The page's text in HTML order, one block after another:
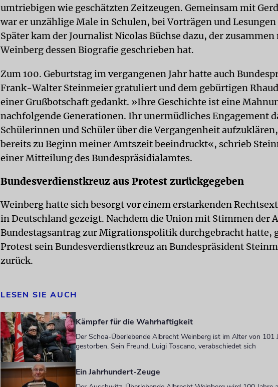
umtriebigen wie geschätzten Zeitzeugen. Gemeinsam mit
war er unzählige Male in Schulen, bei Vorträgen und
Später kam der Journalist Nicolas Büchse dazu, der
Weinberg dessen Biografie geschrieben hat.
Zum 100. Geburtstag im vergangenen Jahr hatte auch
Frank-Walter Steinmeier gratuliert und dem gebürtigen
einer Grußbotschaft gedankt. »Ihre Geschichte ist eine
nachfolgende Generationen. Ihr unermüdliches Engagement
Schülerinnen und Schüler über die Vergangenheit
bereits zu Beginn meiner Amtszeit beeindruckt«, schrieb
einer Mitteilung des Bundespräsidialamtes.
Bundesverdienstkreuz aus Protest zurückgegeben
Weinberg hatte sich besorgt vor einem erstarkenden
in Deutschland gezeigt. Nachdem die Union mit Stimmen der
Bundestagsantrag zur Migrationspolitik durchgebracht hatte,
Protest sein Bundesverdienstkreuz an Bundespräsident
zurück.
LESEN SIE AUCH
Kämpfer für die Wahrhaftigkeit
Der Schoa-Überlebende Albrecht Weinberg ist im Alter von 101
gestorben. Sein Freund, Luigi Toscano, verabschiedet sich
Ein Jahrhundert-Zeuge